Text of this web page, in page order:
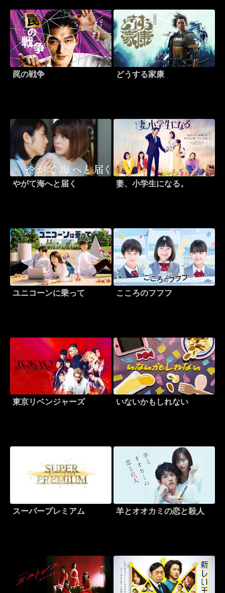
罠の戦争 どうする家康
やがて海へと届く 妻、小学生になる。
ユニコーンに乗って こころのフフフ
東京リベンジャーズ いないかもしれない
スーパープレミアム 羊とオオカミの恋と殺人